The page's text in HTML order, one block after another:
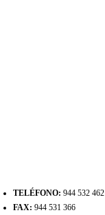
TELÉFONO: 944 532 462
FAX: 944 531 366